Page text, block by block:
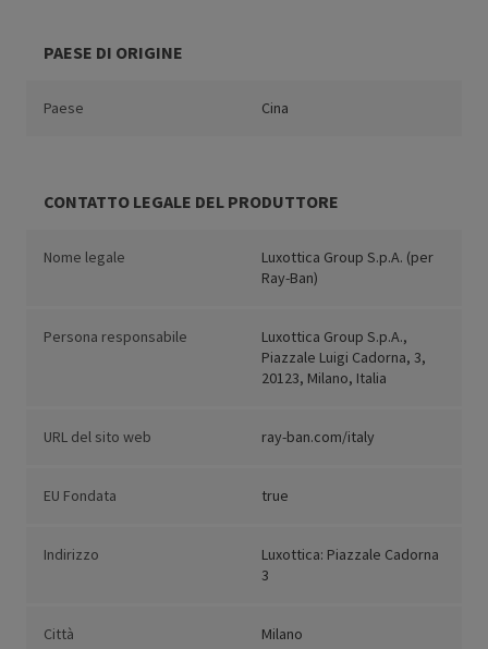
PAESE DI ORIGINE
Paese Cina
CONTATTO LEGALE DEL PRODUTTORE
Nome legale
Luxottica Group S.p.A. (per
Ray-Ban)
Persona responsabile
Luxottica Group S.p.A.,
Piazzale Luigi Cadorna, 3,
20123, Milano, Italia
URL del sito web ray-ban.com/italy
EU Fondata true
Indirizzo
Luxottica: Piazzale Cadorna
3
Città Milano